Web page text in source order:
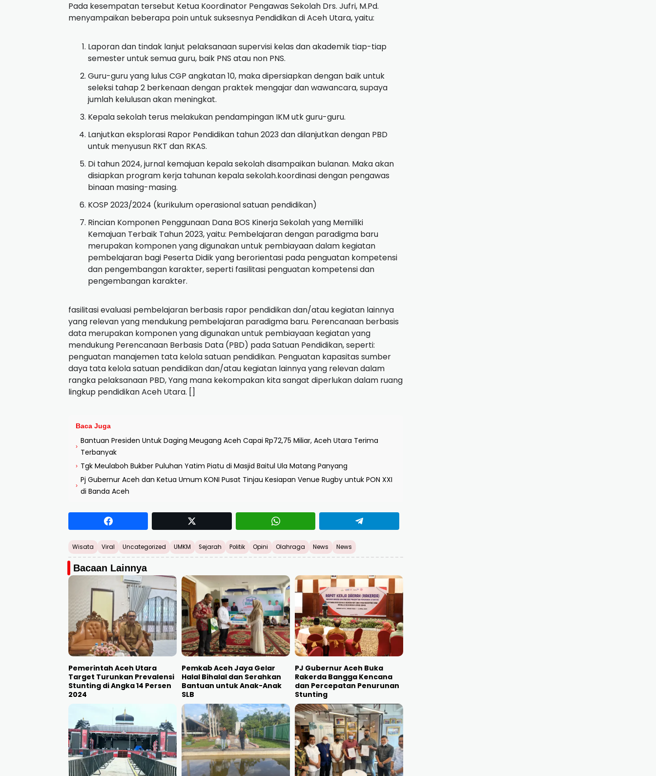
Pada kesempatan tersebut Ketua Koordinator Pengawas Sekolah Drs. Jufri, M.Pd.
menyampaikan beberapa poin untuk suksesnya Pendidikan di Aceh Utara, yaitu:
Laporan dan tindak lanjut pelaksanaan supervisi kelas dan akademik tiap-tiap
semester untuk semua guru, baik PNS atau non PNS.
Guru-guru yang lulus CGP angkatan 10, maka dipersiapkan dengan baik untuk
seleksi tahap 2 berkenaan dengan praktek mengajar dan wawancara, supaya
jumlah kelulusan akan meningkat.
Kepala sekolah terus melakukan pendampingan IKM utk guru-guru.
Lanjutkan eksplorasi Rapor Pendidikan tahun 2023 dan dilanjutkan dengan PBD
untuk menyusun RKT dan RKAS.
Di tahun 2024, jurnal kemajuan kepala sekolah disampaikan bulanan. Maka akan
disiapkan program kerja tahunan kepala sekolah.koordinasi dengan pengawas
binaan masing-masing.
KOSP 2023/2024 (kurikulum operasional satuan pendidikan)
Rincian Komponen Penggunaan Dana BOS Kinerja Sekolah yang Memiliki
Kemajuan Terbaik Tahun 2023, yaitu: Pembelajaran dengan paradigma baru
merupakan komponen yang digunakan untuk pembiayaan dalam kegiatan
pembelajaran bagi Peserta Didik yang berorientasi pada penguatan kompetensi
dan pengembangan karakter, seperti fasilitasi penguatan kompetensi dan
pengembangan karakter.
fasilitasi evaluasi pembelajaran berbasis rapor pendidikan dan/atau kegiatan lainnya
yang relevan yang mendukung pembelajaran paradigma baru. Perencanaan berbasis
data merupakan komponen yang digunakan untuk pembiayaan kegiatan yang
mendukung Perencanaan Berbasis Data (PBD) pada Satuan Pendidikan, seperti:
penguatan manajemen tata kelola satuan pendidikan. Penguatan kapasitas sumber
daya tata kelola satuan pendidikan dan/atau kegiatan lainnya yang relevan dalam
rangka pelaksanaan PBD, Yang mana kekompakan kita sangat diperlukan dalam ruang
lingkup pendidikan Aceh Utara. []
Baca Juga
›
Bantuan Presiden Untuk Daging Meugang Aceh Capai Rp72,75 Miliar, Aceh Utara Terima
Terbanyak
› Tgk Meulaboh Bukber Puluhan Yatim Piatu di Masjid Baitul Ula Matang Panyang
›
Pj Gubernur Aceh dan Ketua Umum KONI Pusat Tinjau Kesiapan Venue Rugby untuk PON XXI
di Banda Aceh
Wisata Viral Uncategorized UMKM Sejarah Politik Opini Olahraga News News
Bacaan Lainnya
Pemerintah Aceh Utara
Target Turunkan Prevalensi
Stunting di Angka 14 Persen
2024
Pemkab Aceh Jaya Gelar
Halal Bihalal dan Serahkan
Bantuan untuk Anak-Anak
SLB
PJ Gubernur Aceh Buka
Rakerda Bangga Kencana
dan Percepatan Penurunan
Stunting